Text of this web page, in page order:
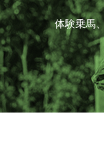
体験乗馬